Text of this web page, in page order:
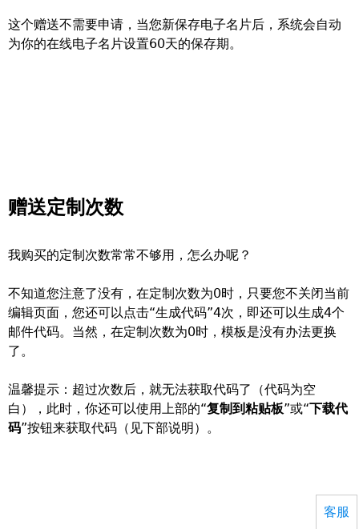
客服
这个赠送不需要申请，当您新保存电子名片后，系统会自动
为你的在线电子名片设置60天的保存期。
赠送定制次数
我购买的定制次数常常不够用，怎么办呢？
不知道您注意了没有，在定制次数为0时，只要您不关闭当前
编辑页面，您还可以点击“生成代码”4次，即还可以生成4个
邮件代码。当然，在定制次数为0时，模板是没有办法更换
了。
温馨提示：超过次数后，就无法获取代码了（代码为空
白），此时，你还可以使用上部的“复制到粘贴板”或“下载代
码”按钮来获取代码（见下部说明）。